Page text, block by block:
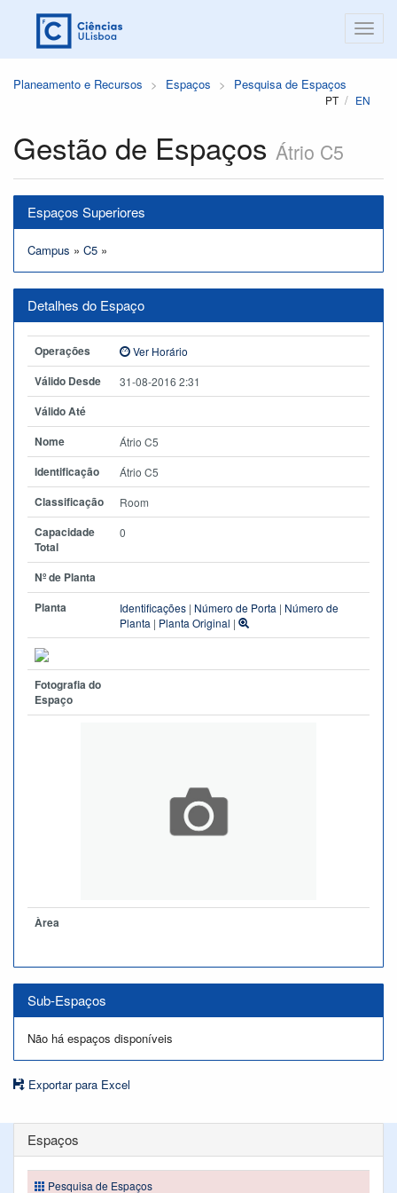
Planeamento e Recursos Espaços Pesquisa de Espaços
PT EN
Gestão de Espaços Átrio C5
Espaços Superiores
Campus » C5 »
Detalhes do Espaço
Operações Ver Horário
Válido Desde 31-08-2016 2:31
Válido Até
Nome
Átrio C5
Identificação Átrio C5
Classificação Room
Capacidade
Total
0
Nº de Planta
Planta
Identificações | Número de Porta | Número de
Planta | Planta Original |
Fotografia do
Espaço
Àrea
Sub-Espaços
Não há espaços disponíveis
Exportar para Excel
Espaços
Pesquisa de Espaços